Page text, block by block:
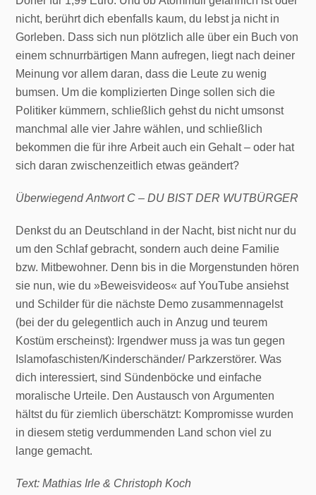
nicht, berührt dich ebenfalls kaum, du lebst ja nicht in
Gorleben. Dass sich nun plötzlich alle über ein Buch von
einem schnurrbärtigen Mann aufregen, liegt nach deiner
Meinung vor allem daran, dass die Leute zu wenig
bumsen. Um die komplizierten Dinge sollen sich die
Politiker kümmern, schließlich gehst du nicht umsonst
manchmal alle vier Jahre wählen, und schließlich
bekommen die für ihre Arbeit auch ein Gehalt – oder hat
sich daran zwischenzeitlich etwas geändert?
Überwiegend Antwort C – DU BIST DER WUTBÜRGER
Denkst du an Deutschland in der Nacht, bist nicht nur du
um den Schlaf gebracht, sondern auch deine Familie
bzw. Mitbewohner. Denn bis in die Morgenstunden hören
sie nun, wie du »Beweisvideos« auf YouTube ansiehst
und Schilder für die nächste Demo zusammennagelst
(bei der du gelegentlich auch in Anzug und teurem
Kostüm erscheinst): Irgendwer muss ja was tun gegen
Islamofaschisten/Kinderschänder/ Parkzerstörer. Was
dich interessiert, sind Sündenböcke und einfache
moralische Urteile. Den Austausch von Argumenten
hältst du für ziemlich überschätzt: Kompromisse wurden
in diesem stetig verdummenden Land schon viel zu
lange gemacht.
Text: Mathias Irle & Christoph Koch